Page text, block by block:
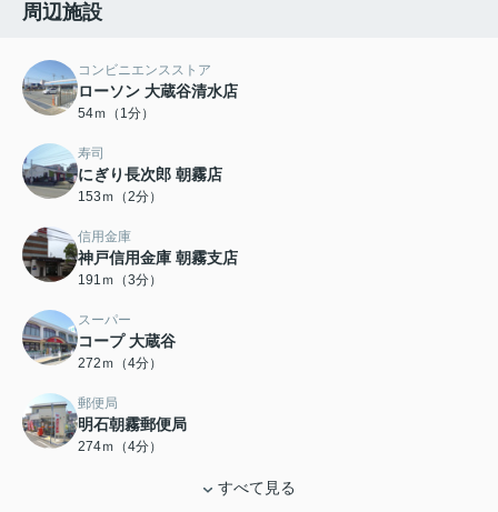
周辺施設
コンビニエンスストア
ローソン 大蔵谷清水店
54ｍ（1分）
寿司
にぎり長次郎 朝霧店
153ｍ（2分）
信用金庫
神戸信用金庫 朝霧支店
191ｍ（3分）
スーパー
コープ 大蔵谷
272ｍ（4分）
郵便局
明石朝霧郵便局
274ｍ（4分）
すべて見る